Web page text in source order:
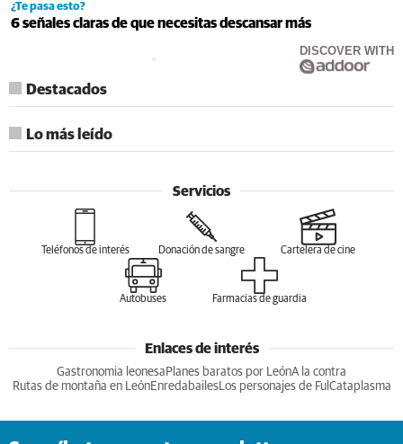
¿Te pasa esto?
6 señales claras de que necesitas descansar más
DISCOVER WITH
Destacados
Lo más leído
Servicios
Teléfonos de interés Donación de sangre Cartelera de cine
Autobuses Farmacias de guardia
Enlaces de interés
Gastronomia leonesa Planes baratos por LeónA la contra
Rutas de montaña en LeónEnredabailesLos personajes de Ful Cataplasma